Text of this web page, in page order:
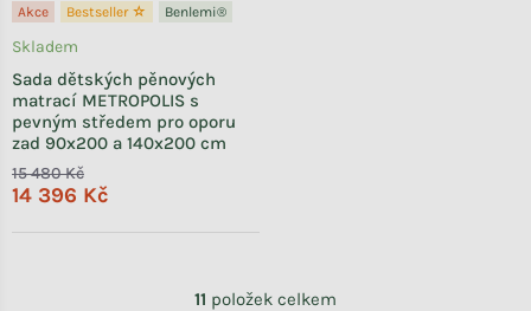
Akce Bestseller ☆ Benlemi®
Sada dětských pěnových
matrací METROPOLIS s
pevným středem pro oporu
zad 90x200 a 140x200 cm
Skladem
15 480 Kč
14 396 Kč
11 položek celkem